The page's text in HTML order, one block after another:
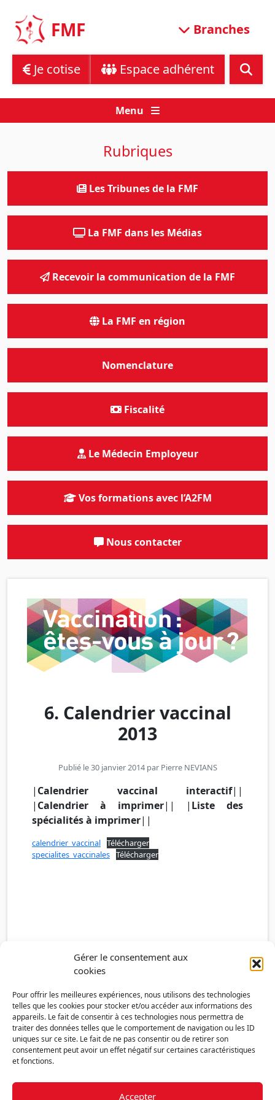
Gérer le consentement aux
cookies
Pour offrir les meilleures expériences, nous utilisons des technologies
telles que les cookies pour stocker et/ou accéder aux informations des
appareils. Le fait de consentir à ces technologies nous permettra de
traiter des données telles que le comportement de navigation ou les ID
uniques sur ce site. Le fait de ne pas consentir ou de retirer son
consentement peut avoir un effet négatif sur certaines caractéristiques
et fonctions.
Accepter
content
FMF Branches
Je cotise Espace adhérent
Menu
6. Calendrier vaccinal
2013
Publié le 30 janvier 2014 par Pierre NEVIANS
| Calendrier vaccinal interactif| |
| Calendrier à imprimer| | | Liste des
spécialités à imprimer| |
calendrier_vaccinal Télécharger
specialites_vaccinales Télécharger
Rubriques
Les Tribunes de la FMF
La FMF dans les Médias
Recevoir la communication de la FMF
La FMF en région
Nomenclature
Fiscalité
Le Médecin Employeur
Vos formations avec l’A2FM
Nous contacter